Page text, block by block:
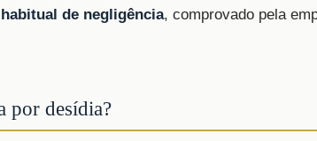
de negligência, comprovado pela
por desídia?